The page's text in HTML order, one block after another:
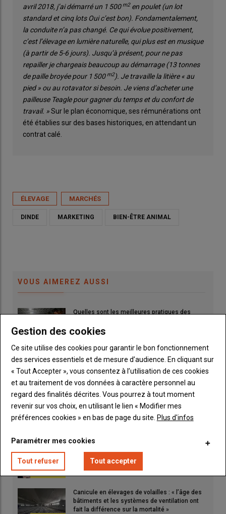
avril 2018, j’ai démarré un 1 500 m2en poulet (un lot
standard et cinq lots Oui c’est bon). Fondamentalement,
la conduite n’a pas changé. Ce qui évolue positivement,
c’est l’élevage en lumière naturelle, qui plus est en musique
(à partir de 5-6 jours). Jusqu’à présent, pour ne pas
repailler je chargeais beaucoup au démarrage (13 tonnes
de paille broyée pour 1 500 m2). Je travaille la litière « au
pied » ou au rotavator si besoin. Je viens d’acheter une
pailleuse Teagle pour gagner du temps et du confort de
travail. »Sur le plan économique, ses rémunérations ont
été établies sur des bases historiques, en attendant un
contrat calé.
ÉLEVAGE MARCHÉS
DINDE MARKETING BIEN-ÊTRE ANIMAL
VOUS AIMEREZ AUSSI
Quelles sont les meilleures pratiques des
l’allongement de la ponte ?
Poulet de chair : une meilleure croissance
04 août 2026
« Mon bâtiment est devenu polyvalent label et
21 juillet 2026
d’ici 2028
Canicule en élevages de volailles : « l’âge des
bâtiments et les systèmes de ventilation ont
fait la différence sur la mortalité »
Gestion des cookies
Ce site utilise des cookies pour garantir le bon fonctionnement
des services essentiels et de mesure d’audience. En cliquant sur
« Tout Accepter », vous consentez à l’utilisation de ces cookies
et au traitement de vos données à caractère personnel au
regard des finalités décrites. Vous pourrez à tout moment
revenir sur vos choix, en utilisant le lien « Modifier mes
préférences cookies » en bas de page du site. Plus d'infos
Paramétrer mes cookies
Tout refuser Tout accepter